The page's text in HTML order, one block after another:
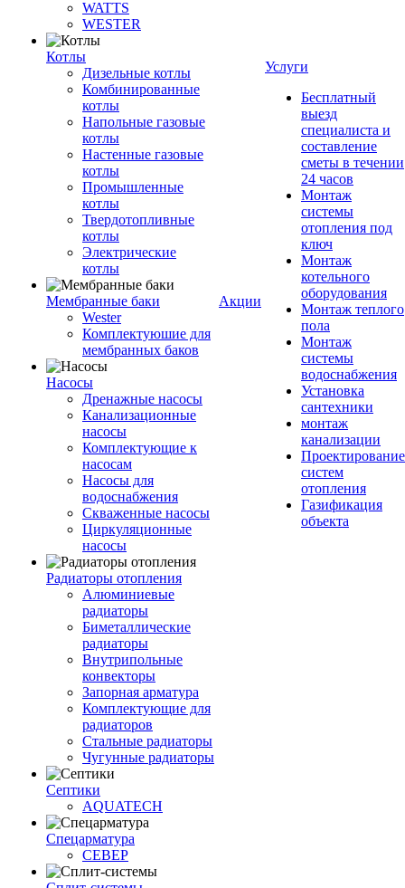
WATTS
WESTER
Котлы
Дизельные котлы
Комбинированные
котлы
Напольные газовые
котлы
Настенные газовые
котлы
Промышленные
котлы
Твердотопливные
котлы
Электрические
котлы
Мембранные баки
Wester
Комплектуюшие для
мембранных баков
Насосы
Дренажные насосы
Канализационные
насосы
Комплектующие к
насосам
Насосы для
водоснабжения
Скваженные насосы
Циркуляционные
насосы
Радиаторы отопления
Алюминиевые
радиаторы
Биметаллические
радиаторы
Внутрипольные
конвекторы
Запорная арматура
Комплектующие для
радиаторов
Стальные радиаторы
Чугунные радиаторы
Септики
AQUATECH
Спецарматура
СЕВЕР
Акции
Услуги
Бесплатный
выезд
специалиста и
составление
сметы в течении
24 часов
Монтаж
системы
отопления под
ключ
Монтаж
котельного
оборудования
Монтаж теплого
пола
Монтаж
системы
водоснабжения
Установка
сантехники
монтаж
канализации
Проектирование
систем
отопления
Газификация
объекта